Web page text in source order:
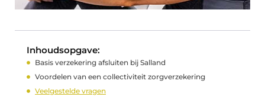
Inhoudsopgave:
Basis verzekering afsluiten bij Salland
Voordelen van een collectiviteit zorgverzekering
Veelgestelde vragen